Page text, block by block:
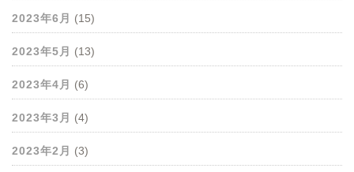
2023年6月 (15)
2023年5月 (13)
2023年4月 (6)
2023年3月 (4)
2023年2月 (3)